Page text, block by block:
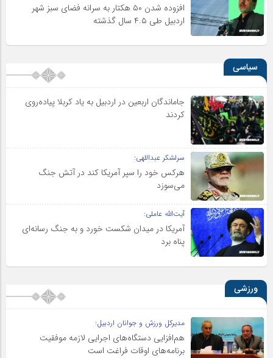
افزوده شدن ۵۰ هکتار به سرانه فضای سبز شهر
اردبیل طی ۴.۵ سال گذشته
سیاسی
جاماندگان اربعین در اردبیل به یاد کربلا پیاده‌روی
کردند
سرلشکر عبداللهی:
هرکس خود را سپر آمریکا کند در آتش جنگ
می‌سوزد
آیت‌الله عاملی:
آمریکا در میدان شکست خورد و به جنگ رسانه‌ای
پناه برد
ورزشی
مدیرکل ورزش و جوانان اردبیل:
هم‌افزایی دستگاه‌های اجرایی لازمه موفقیت
برنامه‌های اوقات فراغت است